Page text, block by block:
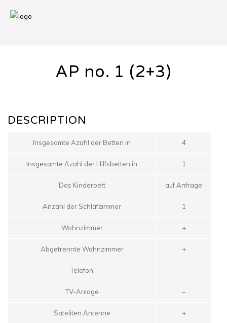
AP no. 1 (2+3)
DESCRIPTION
Insgesamte Azahl der Betten in 4
Insgesamte Azahl der Hilfsbetten in 1
Das Kinderbett auf Anfrage
Anzahl der Schlafzimmer 1
Wohnzimmer +
Abgetrennte Wohnzimmer +
Telefon –
TV-Anlage –
Sateliten Antenne +